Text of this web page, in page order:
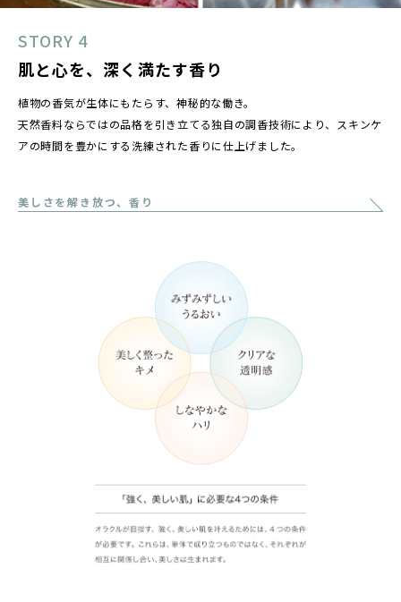
STORY 4
肌と心を、深く満たす香り
植物の香気が生体にもたらす、神秘的な働き。
天然香料ならではの品格を引き立てる独自の調香技術により、スキンケ
アの時間を豊かにする洗練された香りに仕上げました。
美しさを解き放つ、香り